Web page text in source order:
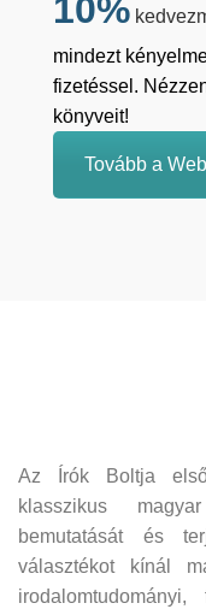
10%
mindezt
fizetéssel.
könyveit!
Tovább a
Az Írók Boltja
klasszikus
bemutatását és
választékot kínál